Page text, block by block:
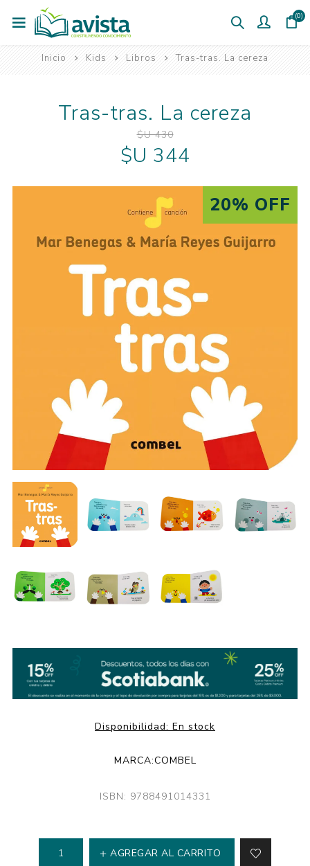
(0)
Inicio Kids Libros Tras-tras. La cereza
20% OFF
Tras-tras. La cereza
$U 430
$U 344
Disponibilidad: En stock
MARCA:COMBEL
ISBN: 9788491014331
AGREGAR AL CARRITO